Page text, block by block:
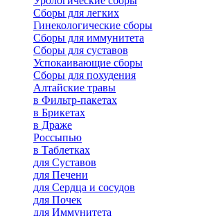
Сборы для легких
Гинекологические сборы
Сборы для иммунитета
Сборы для суставов
Успокаивающие сборы
Сборы для похудения
Алтайские травы
в Фильтр-пакетах
в Брикетах
в Драже
Россыпью
в Таблетках
для Cуставов
для Печени
для Сердца и сосудов
для Почек
для Иммунитета